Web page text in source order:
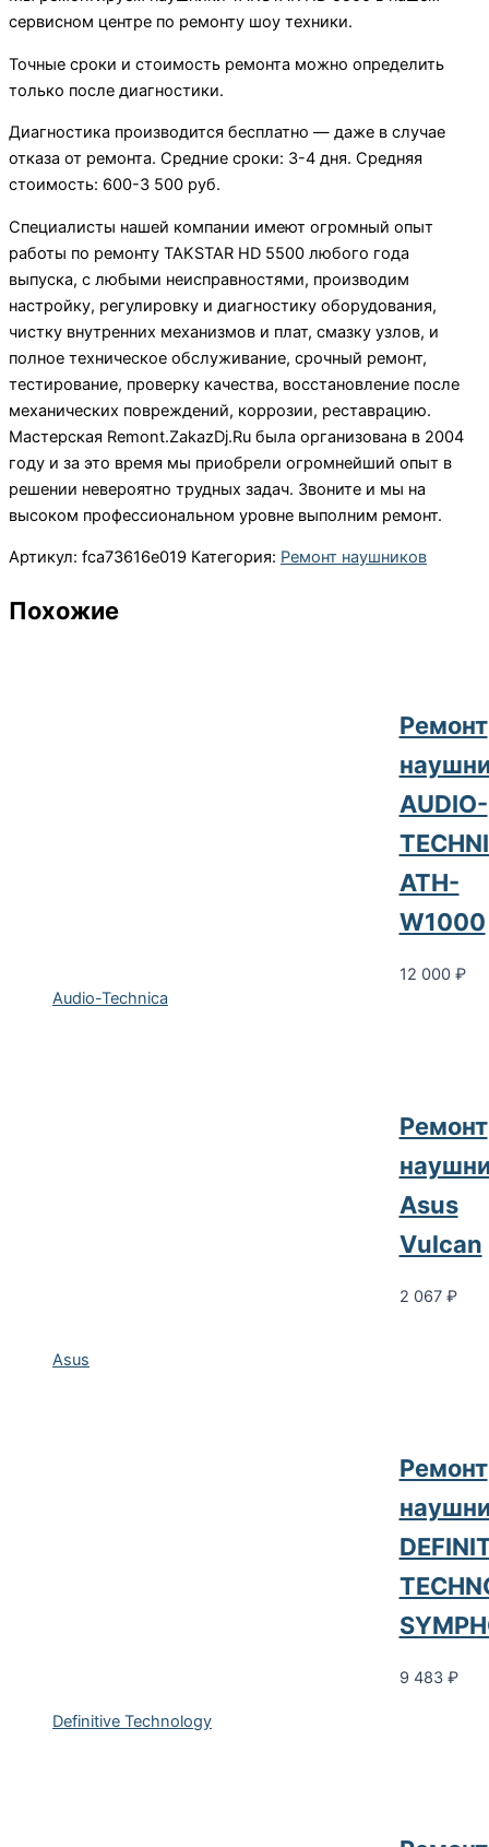
сервисном центре по ремонту шоу техники.
Точные сроки и стоимость ремонта можно определить
только после диагностики.
Диагностика производится бесплатно — даже в случае
отказа от ремонта. Средние сроки: 3-4 дня. Средняя
стоимость: 600-3 500 руб.
Специалисты нашей компании имеют огромный опыт
работы по ремонту TAKSTAR HD 5500 любого года
выпуска, с любыми неисправностями, производим
настройку, регулировку и диагностику оборудования,
чистку внутренних механизмов и плат, смазку узлов, и
полное техническое обслуживание, срочный ремонт,
тестирование, проверку качества, восстановление после
механических повреждений, коррозии, реставрацию.
Мастерская Remont.ZakazDj.Ru была организована в 2004
году и за это время мы приобрели огромнейший опыт в
решении невероятно трудных задач. Звоните и мы на
высоком профессиональном уровне выполним ремонт.
Артикул: fca73616e019 Категория: Ремонт наушников
Похожие
Audio-Technica
Ремонт
AUDIO-
ATH-
W1000
12 000 ₽
Asus
Ремонт
Asus
Vulcan
2 067 ₽
Definitive Technology
Ремонт
9 483 ₽